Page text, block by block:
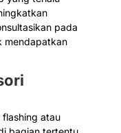
pada
mendapatkan
atau